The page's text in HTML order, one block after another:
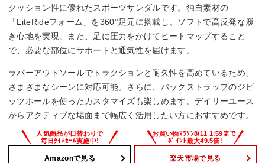
クッション性に優れたスポーツサンダルです。独自素材の
「LiteRideフォーム」を360°足元に搭載し、ソフトで高反発な履
き心地を実現。また、足に圧力をかけてヒートマップすること
で、必要な部位にサポートと通気性を届けます。
ラバーアウトソールでトラクションと耐久性を高めているため、
さまざまなシーンに対応可能。さらに、バックストラップのジビ
ッツホールを使ったカスタマイズも楽しめます。デイリーユース
からアクティブな場面まで幅広く活用したい方におすすめです。
Amazonで見る 楽天市場で見る